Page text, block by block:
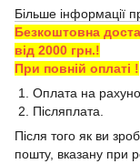
Більше інформації
Безкоштовна
від 2000 грн.!
При повній оплаті !
1. Оплата на
2. Післяплата.
Після того як ви
пошту, вказану при